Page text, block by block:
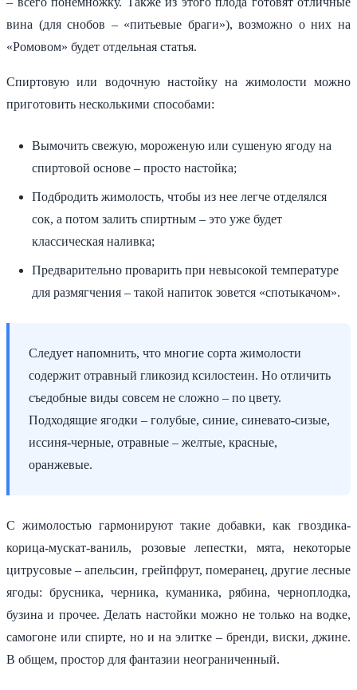
вина (для снобов – «питьевые браги»), возможно о них на
«Ромовом» будет отдельная статья.
Спиртовую или водочную настойку на жимолости можно
приготовить несколькими способами:
Вымочить свежую, мороженую или сушеную ягоду на
спиртовой основе – просто настойка;
Подбродить жимолость, чтобы из нее легче отделялся
сок, а потом залить спиртным – это уже будет
классическая наливка;
Предварительно проварить при невысокой температуре
для размягчения – такой напиток зовется «спотыкачом».
Следует напомнить, что многие сорта жимолости
содержит отравный гликозид ксилостеин. Но отличить
съедобные виды совсем не сложно – по цвету.
Подходящие ягодки – голубые, синие, синевато-сизые,
иссиня-черные, отравные – желтые, красные,
оранжевые.
С жимолостью гармонируют такие добавки, как гвоздика-
корица-мускат-ваниль, розовые лепестки, мята, некоторые
цитрусовые – апельсин, грейпфрут, померанец, другие лесные
ягоды: брусника, черника, куманика, рябина, черноплодка,
бузина и прочее. Делать настойки можно не только на водке,
самогоне или спирте, но и на элитке – бренди, виски, джине.
В общем, простор для фантазии неограниченный.